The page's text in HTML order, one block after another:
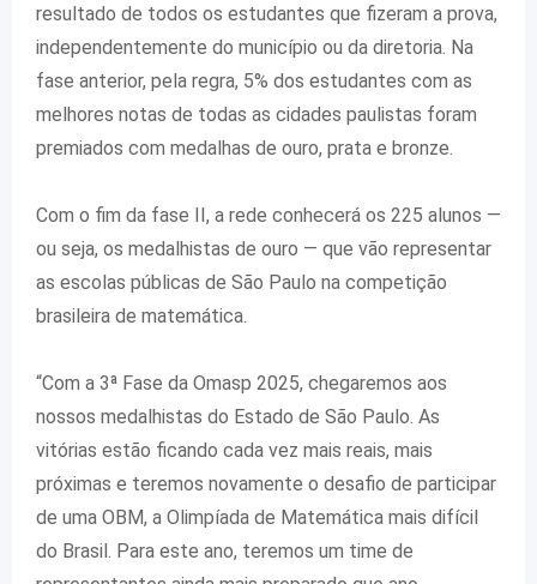
resultado de todos os estudantes que fizeram a prova,
independentemente do município ou da diretoria. Na
fase anterior, pela regra, 5% dos estudantes com as
melhores notas de todas as cidades paulistas foram
premiados com medalhas de ouro, prata e bronze.
Com o fim da fase II, a rede conhecerá os 225 alunos —
ou seja, os medalhistas de ouro — que vão representar
as escolas públicas de São Paulo na competição
brasileira de matemática.
“Com a 3ª Fase da Omasp 2025, chegaremos aos
nossos medalhistas do Estado de São Paulo. As
vitórias estão ficando cada vez mais reais, mais
próximas e teremos novamente o desafio de participar
de uma OBM, a Olimpíada de Matemática mais difícil
do Brasil. Para este ano, teremos um time de